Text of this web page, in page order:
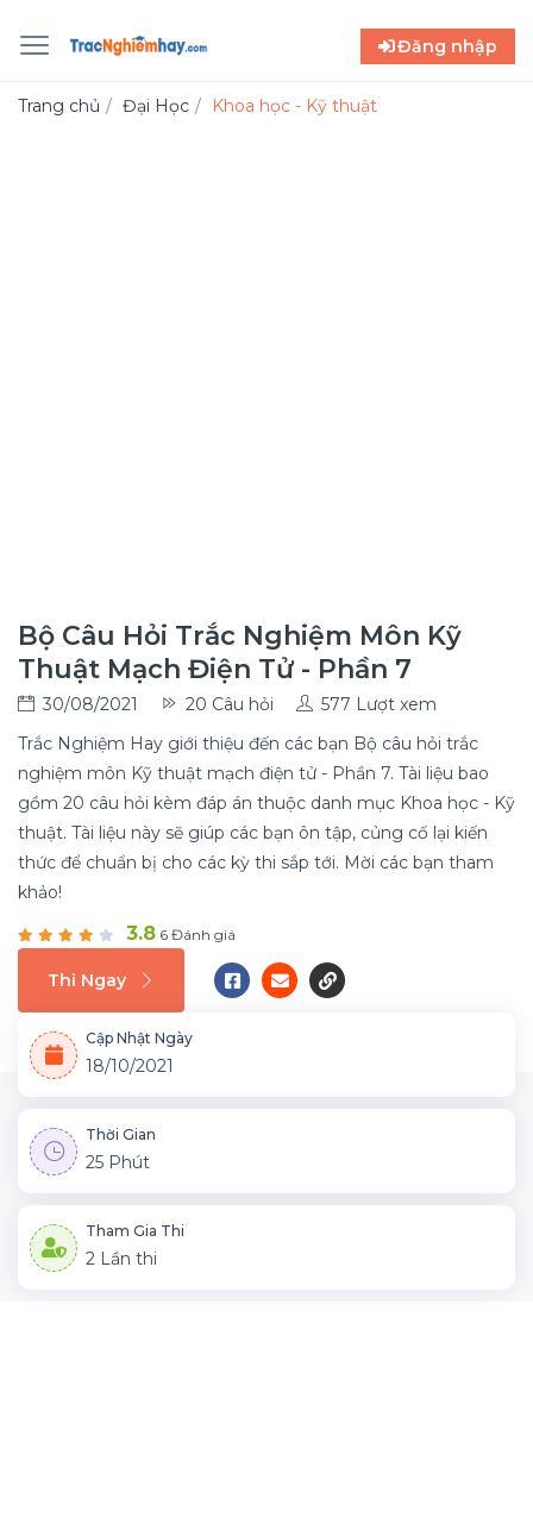
Đăng nhập
Trang chủ Đại Học Khoa học - Kỹ thuật
Bộ Câu Hỏi Trắc Nghiệm Môn Kỹ
Thuật Mạch Điện Tử - Phần 7
30/08/2021 20 Câu hỏi
577 Lượt xem
Trắc Nghiệm Hay giới thiệu đến các bạn Bộ câu hỏi trắc
nghiệm môn Kỹ thuật mạch điện tử - Phần 7. Tài liệu bao
gồm 20 câu hỏi kèm đáp án thuộc danh mục Khoa học - Kỹ
thuật. Tài liệu này sẽ giúp các bạn ôn tập, củng cố lại kiến
thức để chuẩn bị cho các kỳ thi sắp tới. Mời các bạn tham
khảo!
3.8 6 Đánh giá
Thi Ngay
Cập Nhật Ngày
18/10/2021
Thời Gian
25 Phút
Tham Gia Thi
2 Lần thi